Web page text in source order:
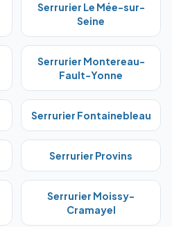
Serrurier Le Mée-sur-
Seine
Serrurier Montereau-
Fault-Yonne
Serrurier Fontainebleau
Serrurier Provins
Serrurier Moissy-
Cramayel